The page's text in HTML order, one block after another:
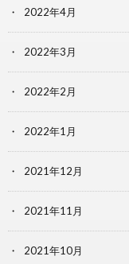
2022年4月
2022年3月
2022年2月
2022年1月
2021年12月
2021年11月
2021年10月